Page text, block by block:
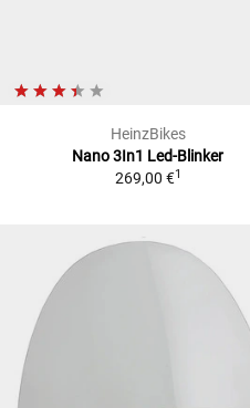
HeinzBikes
Nano 3In1 Led-Blinker
269,00 €1